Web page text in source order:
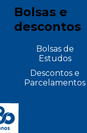
Bolsas e
descontos
Bolsas de
Estudos
Descontos e
Parcelamentos